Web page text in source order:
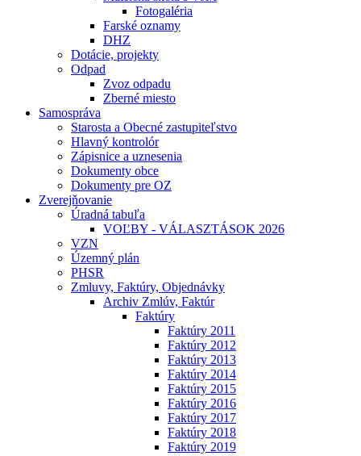
Fotogaléria
Farské oznamy
DHZ
Dotácie, projekty
Odpad
Zvoz odpadu
Zberné miesto
Samospráva
Starosta a Obecné zastupiteľstvo
Hlavný kontrolór
Zápisnice a uznesenia
Dokumenty obce
Dokumenty pre OZ
Zverejňovanie
Úradná tabuľa
VOĽBY - VÁLASZTÁSOK 2026
VZN
Územný plán
PHSR
Zmluvy, Faktúry, Objednávky
Archiv Zmlúv, Faktúr
Faktúry
Faktúry 2011
Faktúry 2012
Faktúry 2013
Faktúry 2014
Faktúry 2015
Faktúry 2016
Faktúry 2017
Faktúry 2018
Faktúry 2019